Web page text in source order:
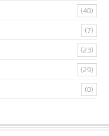
(40)
(7)
(23)
(29)
(0)